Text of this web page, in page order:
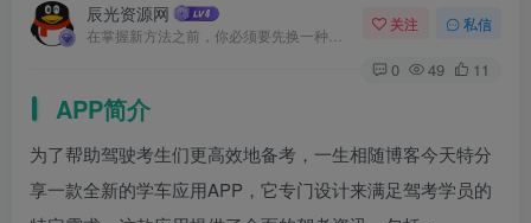
辰光资源网 关注 私信
0 49 11
APP简介
为了帮助驾驶考生们更高效地备考，一生相随博客今天特分
享一款全新的学车应用APP，它专门设计来满足驾考学员的